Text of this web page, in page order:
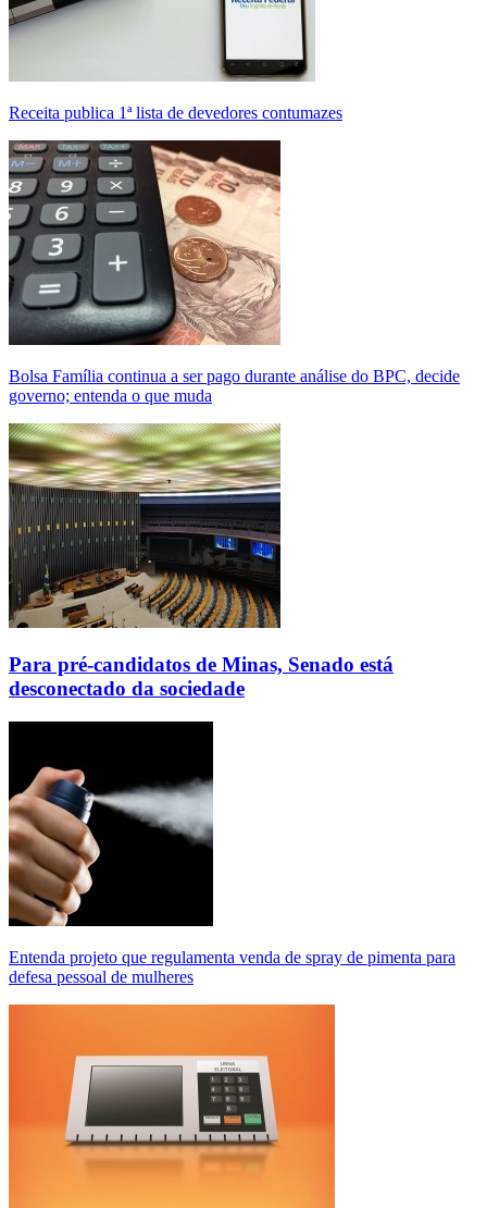
Receita publica 1ª lista de devedores contumazes
Bolsa Família continua a ser pago durante análise do BPC, decide
governo; entenda o que muda
Para pré-candidatos de Minas, Senado está
desconectado da sociedade
Entenda projeto que regulamenta venda de spray de pimenta para
defesa pessoal de mulheres